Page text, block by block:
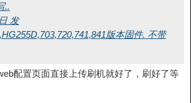
..
发
版本固件. 不带
配置页面直接上传刷机就好了，刷好了等